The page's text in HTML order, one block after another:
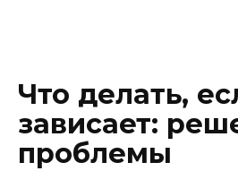
Что делать,
зависает:
проблемы